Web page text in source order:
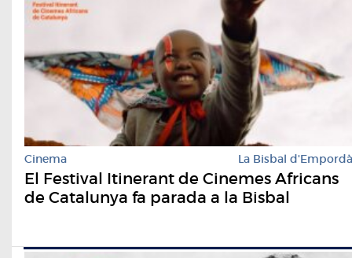
Cinema La Bisbal d'Empordà
El Festival Itinerant de Cinemes Africans
de Catalunya fa parada a la Bisbal